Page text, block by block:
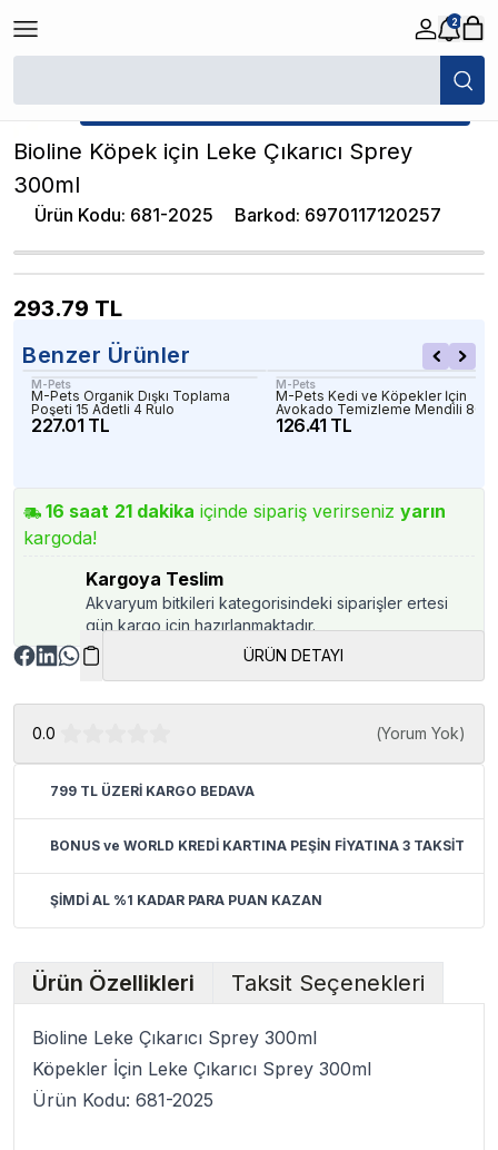
2
/ Bioline Köpek için Leke Çıkarıcı Sprey
★ Atakan Petshop, Bioline yetkili satıcısıdır.
Bioline Köpek için Leke Çıkarıcı Sprey
300ml
Ürün Kodu: 681-2025 Barkod: 6970117120257
293.79 TL
Benzer Ürünler
M-Pets
M-Pets Organik Dışkı Toplama
Poşeti 15 Adetli 4 Rulo
227.01 TL
M-Pets
M-Pets Kedi ve Köpekler İçin
Avokado Temizleme Mendili 80'li
126.41 TL
16 saat 21 dakika içinde sipariş verirseniz yarın
kargoda!
Kargoya Teslim
Akvaryum bitkileri kategorisindeki siparişler ertesi
gün kargo için hazırlanmaktadır.
ÜRÜN DETAYI
0.0 (Yorum Yok)
799 TL ÜZERİ KARGO BEDAVA
BONUS ve WORLD KREDİ KARTINA PEŞİN FİYATINA 3 TAKSİT
ŞİMDİ AL %1 KADAR PARA PUAN KAZAN
Ürün Özellikleri Taksit Seçenekleri
Bioline Leke Çıkarıcı Sprey 300ml
Köpekler İçin Leke Çıkarıcı Sprey 300ml
Ürün Kodu: 681-2025